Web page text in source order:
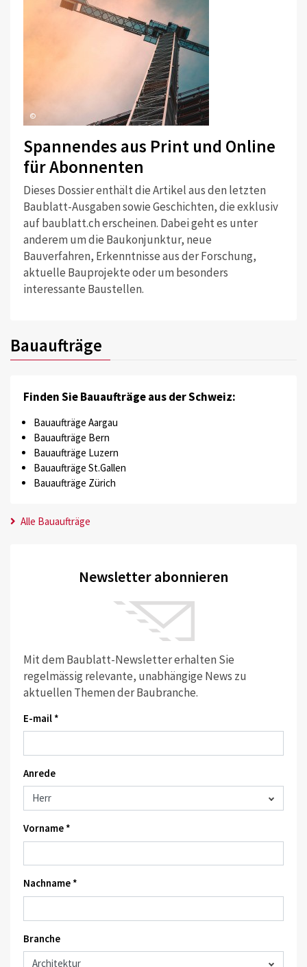
©
Spannendes aus Print und Online
für Abonnenten
Dieses Dossier enthält die Artikel aus den letzten
Baublatt-Ausgaben sowie Geschichten, die exklusiv
auf baublatt.ch erscheinen. Dabei geht es unter
anderem um die Baukonjunktur, neue
Bauverfahren, Erkenntnisse aus der Forschung,
aktuelle Bauprojekte oder um besonders
interessante Baustellen.
Bauaufträge
Finden Sie Bauaufträge aus der Schweiz:
Bauaufträge Aargau
Bauaufträge Bern
Bauaufträge Luzern
Bauaufträge St.Gallen
Bauaufträge Zürich
Alle Bauaufträge
Newsletter abonnieren
Mit dem Baublatt-Newsletter erhalten Sie
regelmässig relevante, unabhängige News zu
aktuellen Themen der Baubranche.
E-mail *
Anrede
Vorname *
Nachname *
Branche